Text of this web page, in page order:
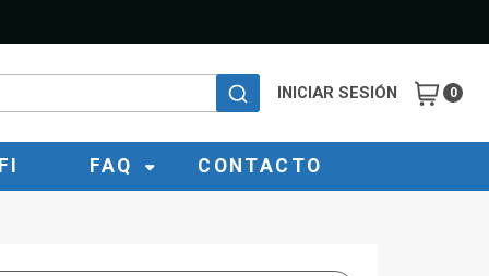
INICIAR SESIÓN 0
FAQ CONTACTO